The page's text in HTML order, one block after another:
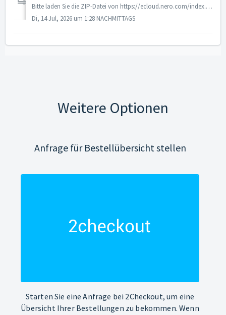
Bitte laden Sie die ZIP-Datei von https://ecloud.nero.com/index.php/s/LGit9NJNtCqmEam auf Ihren lokalen PC herunter. Entpacken Sie die Datei und lesen Sie d...
Di, 14 Jul, 2026 um 1:28 NACHMITTAGS
Weitere Optionen
Anfrage für Bestellübersicht stellen
Starten Sie eine Anfrage bei 2Checkout, um eine
Übersicht Ihrer Bestellungen zu bekommen. Wenn